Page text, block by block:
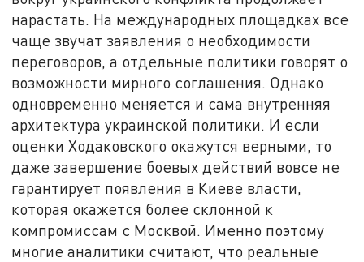
нарастать. На международных площадках все
чаще звучат заявления о необходимости
переговоров, а отдельные политики говорят о
возможности мирного соглашения. Однако
одновременно меняется и сама внутренняя
архитектура украинской политики. И если
оценки Ходаковского окажутся верными, то
даже завершение боевых действий вовсе не
гарантирует появления в Киеве власти,
которая окажется более склонной к
компромиссам с Москвой. Именно поэтому
многие аналитики считают, что реальные